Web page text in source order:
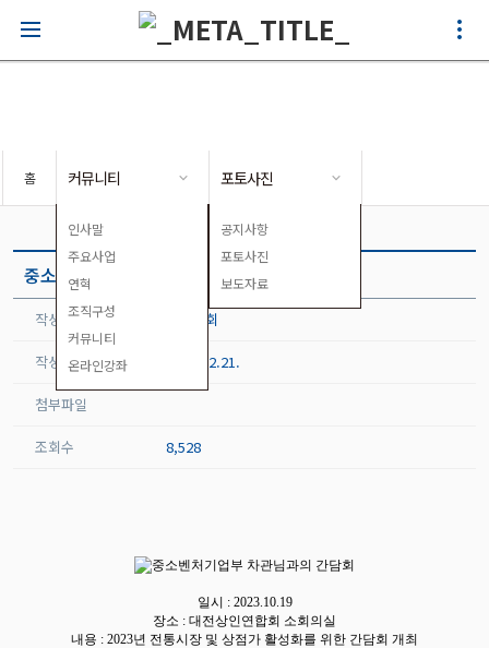
홈 커뮤니티
인사말
주요사업
연혁
조직구성
커뮤니티
온라인강좌
포토사진
공지사항
포토사진
보도자료
중소벤처기업부 차관님과의 간담회
작성자 대전지회
작성일 2023.12.21.
첨부파일
조회수 8,528
일시 : 2023.10.19
장소 : 대전상인연합회 소회의실
내용 : 2023년 전통시장 및 상점가 활성화를 위한 간담회 개최